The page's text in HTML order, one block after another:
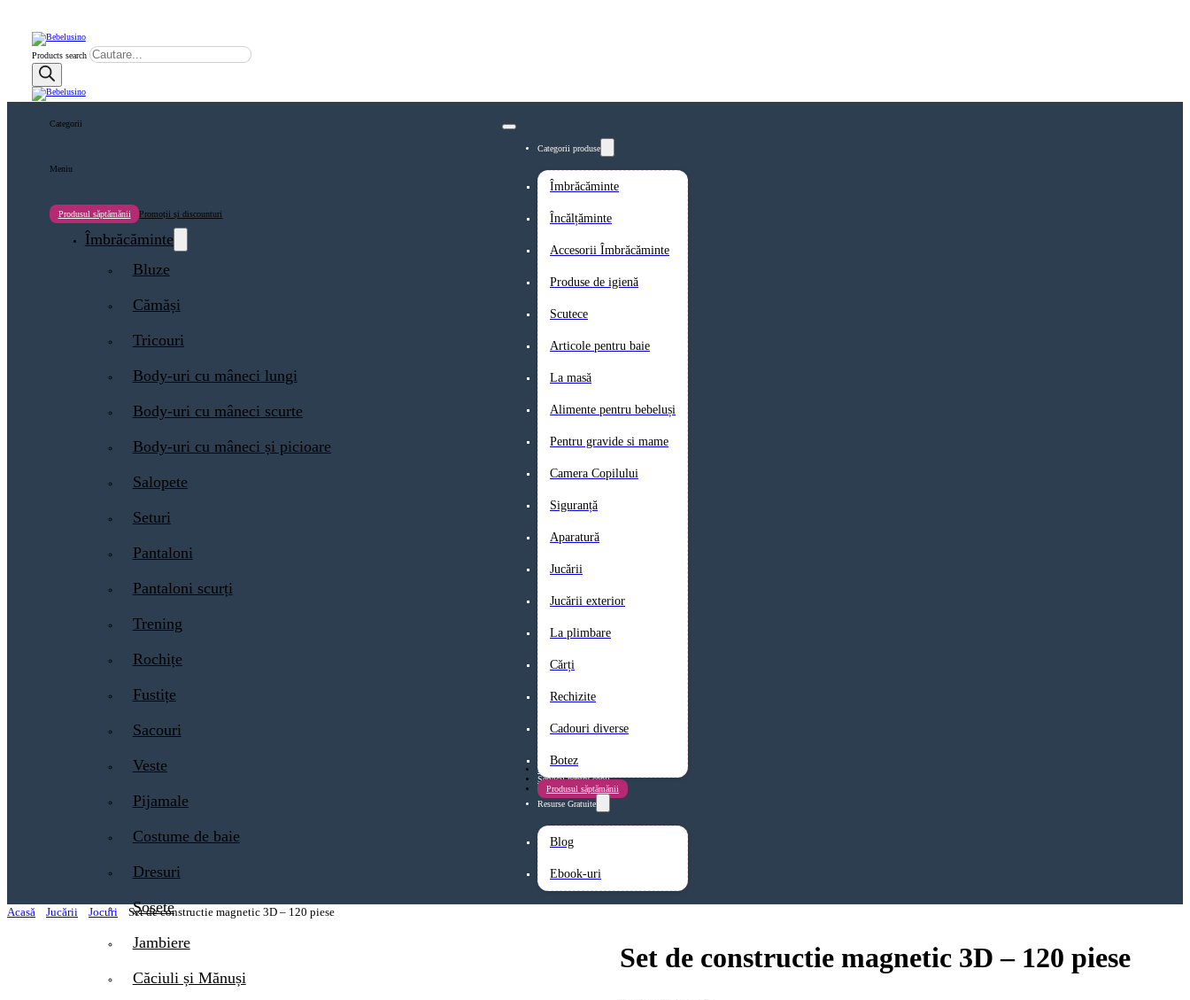
Products search
Categorii
Meniu
Produsul săptămănii Promoții și discounturi
Îmbrăcăminte
Bluze
Cămăși
Tricouri
Body-uri cu mâneci lungi
Body-uri cu mâneci scurte
Body-uri cu mâneci și picioare
Salopete
Seturi
Pantaloni
Pantaloni scurți
Trening
Rochițe
Fustițe
Sacouri
Veste
Pijamale
Costume de baie
Dresuri
Șosete
Jambiere
Căciuli și Mănuși
Categorii produse
Îmbrăcăminte
Încălțăminte
Accesorii Îmbrăcăminte
Produse de igienă
Scutece
Articole pentru baie
La masă
Alimente pentru bebeluși
Pentru gravide si mame
Camera Copilului
Siguranță
Aparatură
Jucării
Jucării exterior
La plimbare
Cărți
Rechizite
Cadouri diverse
Botez
Promoții și discounturi
Servicii pentru copii
Produsul săptămănii
Resurse Gratuite
Blog
Ebook-uri
Acasă Jucării Jocuri Set de constructie magnetic 3D – 120 piese
Set de constructie magnetic 3D – 120 piese